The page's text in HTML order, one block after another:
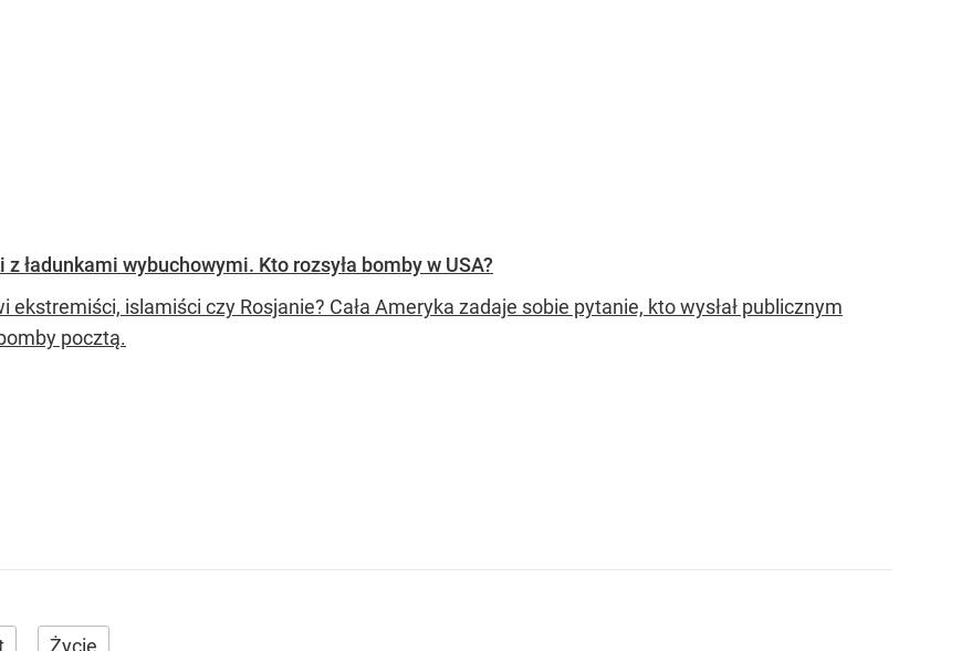
ładunkami wybuchowymi. Kto rozsyła bomby w USA?
ekstremiści, islamiści czy Rosjanie? Cała Ameryka zadaje sobie pytanie, kto wysłał publicznym
pocztą.
Życie